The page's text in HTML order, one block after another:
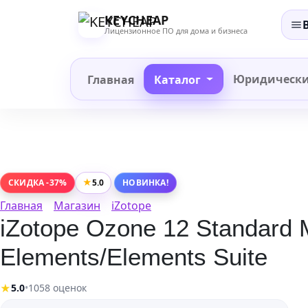
KEYCHEAP
Лицензионное ПО для дома и бизнеса
Главная Каталог
СКИДКА -37% ★5.0 НОВИНКА!
Главная Магазин iZotope
iZotope Ozone 12 Standard
Elements/Elements Suite
★5.0•1058 оценок